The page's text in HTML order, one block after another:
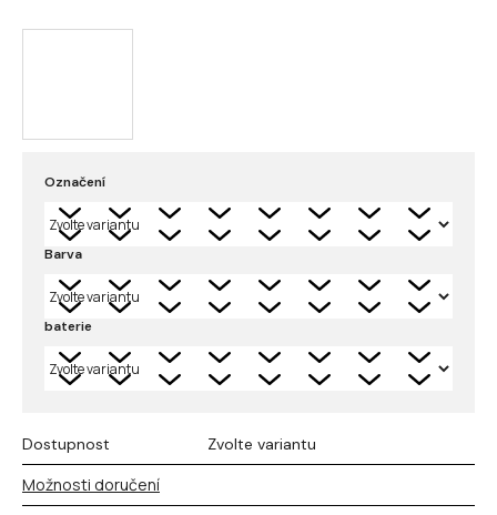
Označení
Barva
baterie
Dostupnost Zvolte variantu
Možnosti doručení